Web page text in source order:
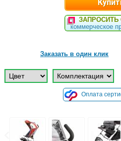
ЗАПРОСИТЬ
коммерческое
Заказать в один клик
Оплата